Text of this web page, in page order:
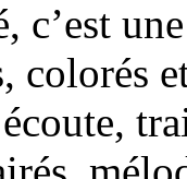
c’est
colorés